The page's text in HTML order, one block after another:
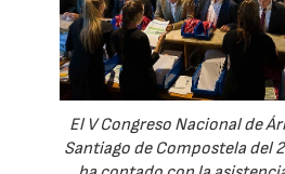
El V Congreso Nacional de
Santiago de Compostela del